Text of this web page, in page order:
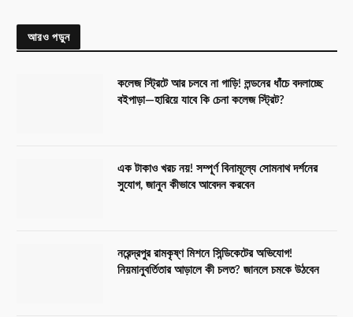
আরও পড়ুন
কলেজ স্ট্রিটে আর চলবে না গাড়ি! লন্ডনের ধাঁচে বদলাচ্ছে
বইপাড়া—হারিয়ে যাবে কি চেনা কলেজ স্ট্রিট?
এক টাকাও খরচ নয়! সম্পূর্ণ বিনামূল্যে সোমনাথ দর্শনের
সুযোগ, জানুন কীভাবে আবেদন করবেন
নরেন্দ্রপুর রামকৃষ্ণ মিশনে সিন্ডিকেটের অভিযোগ!
নিয়মানুবর্তিতার আড়ালে কী চলত? জানলে চমকে উঠবেন